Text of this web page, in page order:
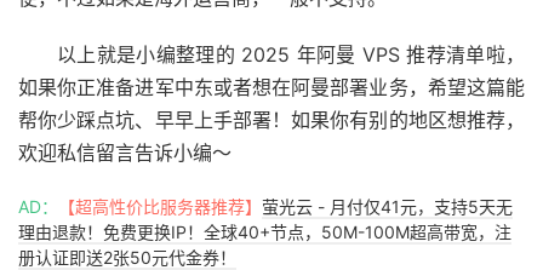
以上就是小编整理的 2025 年阿曼 VPS 推荐清单啦，
如果你正准备进军中东或者想在阿曼部署业务，希望这篇能
帮你少踩点坑、早早上手部署！如果你有别的地区想推荐，
欢迎私信留言告诉小编～
AD： 【超高性价比服务器推荐】 萤光云 - 月付仅41元，支持5天无
理由退款！免费更换IP！全球40+节点，50M-100M超高带宽，注
册认证即送2张50元代金券！